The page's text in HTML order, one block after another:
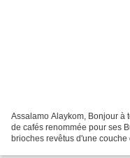
Assalamo Alaykom, Bonjour à
de cafés renommée pour ses
brioches revêtus d'une